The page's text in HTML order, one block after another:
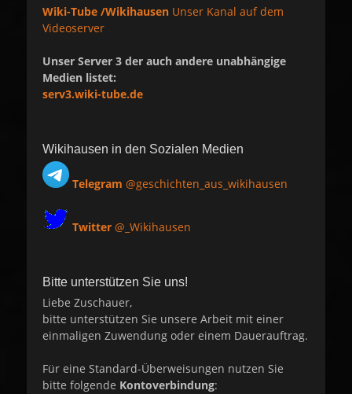
Wiki-Tube /Wikihausen Unser Kanal auf dem
Videoserver
Unser Server 3 der auch andere unabhängige
Medien listet:
serv3.wiki-tube.de
Wikihausen in den Sozialen Medien
Telegram @geschichten_aus_wikihausen
Twitter @_Wikihausen
Bitte unterstützen Sie uns!
Liebe Zuschauer,
bitte unterstützen Sie unsere Arbeit mit einer
einmaligen Zuwendung oder einem Dauerauftrag.
Für eine Standard-Überweisungen nutzen Sie
bitte folgende Kontoverbindung: